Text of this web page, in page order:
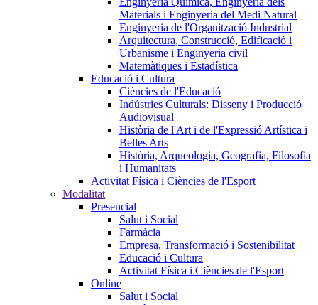
Materials i Enginyeria del Medi Natural
Enginyeria de l'Organització Industrial
Arquitectura, Construcció, Edificació i
Urbanisme i Enginyeria civil
Matemàtiques i Estadística
Educació i Cultura
Ciències de l'Educació
Indústries Culturals: Disseny i Producció
Audiovisual
Història de l'Art i de l'Expressió Artística i
Belles Arts
Història, Arqueologia, Geografia, Filosofia
i Humanitats
Activitat Física i Ciències de l'Esport
Modalitat
Presencial
Salut i Social
Farmàcia
Empresa, Transformació i Sostenibilitat
Educació i Cultura
Activitat Física i Ciències de l'Esport
Online
Salut i Social